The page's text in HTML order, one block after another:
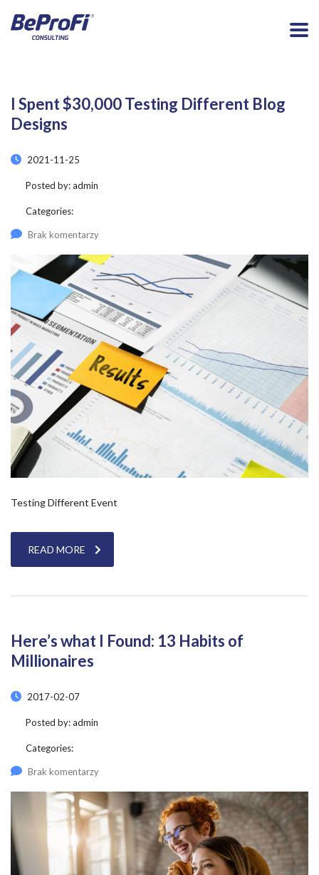
I Spent $30,000 Testing Different Blog
Designs
2021-11-25
Posted by:admin
Categories:
Brak komentarzy
Testing Different Event
READ MORE
Here’s what I Found: 13 Habits of
Millionaires
2017-02-07
Posted by:admin
Categories:
Brak komentarzy